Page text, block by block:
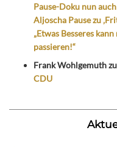
Pause-Doku nun
Aljoscha Pause zu
„Etwas Besseres
passieren!“
Frank Wohlgemuthzu
CDU